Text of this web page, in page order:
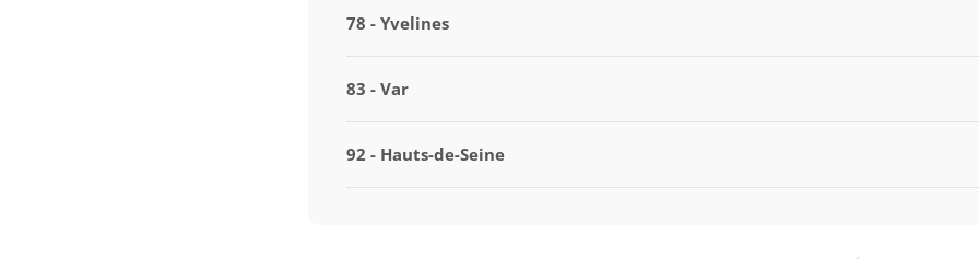
78 - Yvelines
83 - Var
92 - Hauts-de-Seine